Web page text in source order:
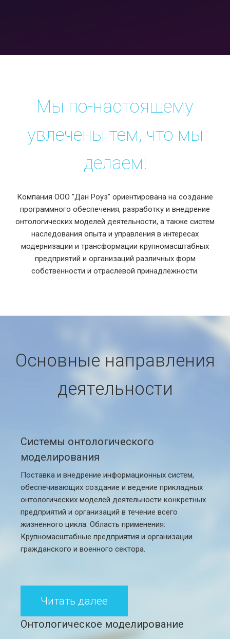
Мы по-настоящему
увлечены тем, что мы
делаем!
Компания ООО "Дан Роуз" ориентирована на создание
программного обеспечения, разработку и внедрение
онтологических моделей деятельности, а также систем
наследования опыта и управления в интересах
модернизации и трансформации крупномасштабных
предприятий и организаций различных форм
собственности и отраслевой принадлежности.
Основные направления
деятельности
Системы онтологического
моделирования
Поставка и внедрение информационных систем,
обеспечивающих создание и ведение прикладных
онтологических моделей деятельности конкретных
предприятий и организаций в течение всего
жизненного цикла. Область применения:
Крупномасштабные предприятия и организации
гражданского и военного сектора.
Читать далее
Онтологическое моделирование